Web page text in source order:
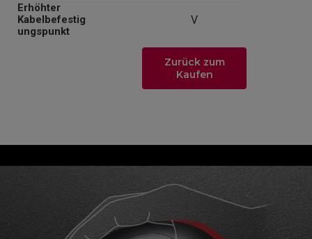
Erhöhter
Kabelbefestig
ungspunkt
V
Zurück zum
Kaufen